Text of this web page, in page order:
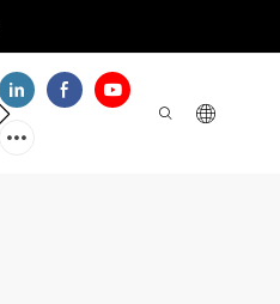
VỀ CHÚNG TÔI